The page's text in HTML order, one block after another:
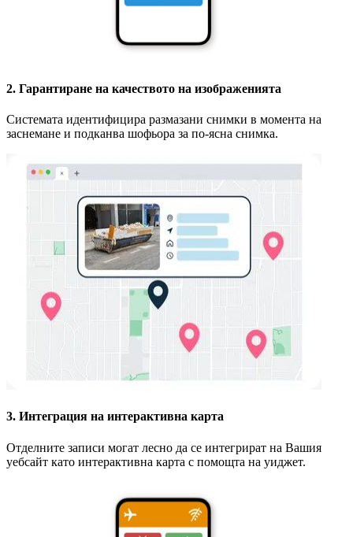
2. Гарантиране на качеството на изображенията
Системата идентифицира размазани снимки в момента на
заснемане и подканва шофьора за по-ясна снимка.
3. Интеграция на интерактивна карта
Отделните записи могат лесно да се интегрират на Вашия
уебсайт като интерактивна карта с помощта на уиджет.